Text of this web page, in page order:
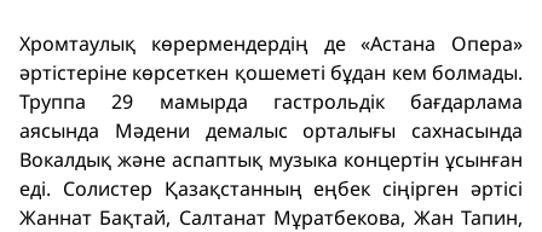
Хромтаулық көрермендердің де «Астана Опера»
әртістеріне көрсеткен қошеметі бұдан кем болмады.
Труппа 29 мамырда гастрольдік бағдарлама
аясында Мәдени демалыс орталығы сахнасында
Вокалдық және аспаптық музыка концертін ұсынған
еді. Солистер Қазақстанның еңбек сіңірген әртісі
Жаннат Бақтай, Салтанат Мұратбекова, Жан Тапин,